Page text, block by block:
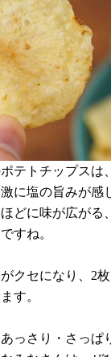
テトチップスは
に塩の旨みが感
どに味が広がる
すね。
クセになり、2
す。
っさり・さっぱ